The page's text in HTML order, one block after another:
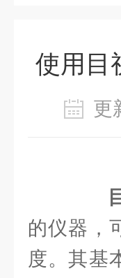
使用目
更
的仪器，
度。其基